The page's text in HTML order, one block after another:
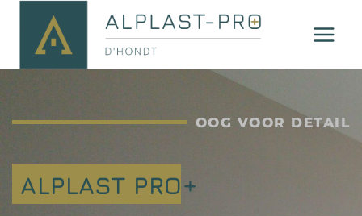
OOG VOOR DETAIL
ALPLAST PRO+